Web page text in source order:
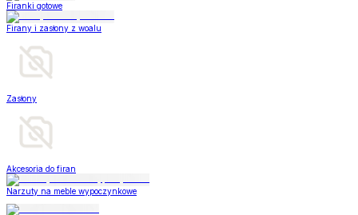
Firanki gotowe
Firany i zasłony z woalu
Zasłony
Akcesoria do firan
Narzuty na meble wypoczynkowe